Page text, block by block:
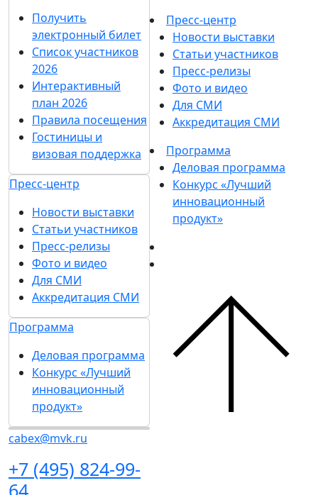
Получить
электронный билет
Список участников
2026
Интерактивный
план 2026
Правила посещения
Гостиницы и
визовая поддержка
Пресс-центр
Новости выставки
Статьи участников
Пресс-релизы
Фото и видео
Для СМИ
Аккредитация СМИ
Программа
Деловая программа
Конкурс «Лучший
инновационный
продукт»
cabex@mvk.ru
+7 (495) 824-99-
64
Пресс-центр
Новости выставки
Статьи участников
Пресс-релизы
Фото и видео
Для СМИ
Аккредитация СМИ
Программа
Деловая программа
Конкурс «Лучший
инновационный
продукт»